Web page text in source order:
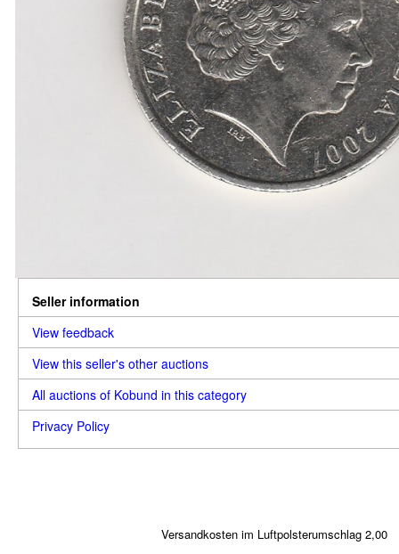
Seller information
View feedback
View this seller's other auctions
All auctions of Kobund in this category
Privacy Policy
Versandkosten im Luftpolsterumschlag 2,00